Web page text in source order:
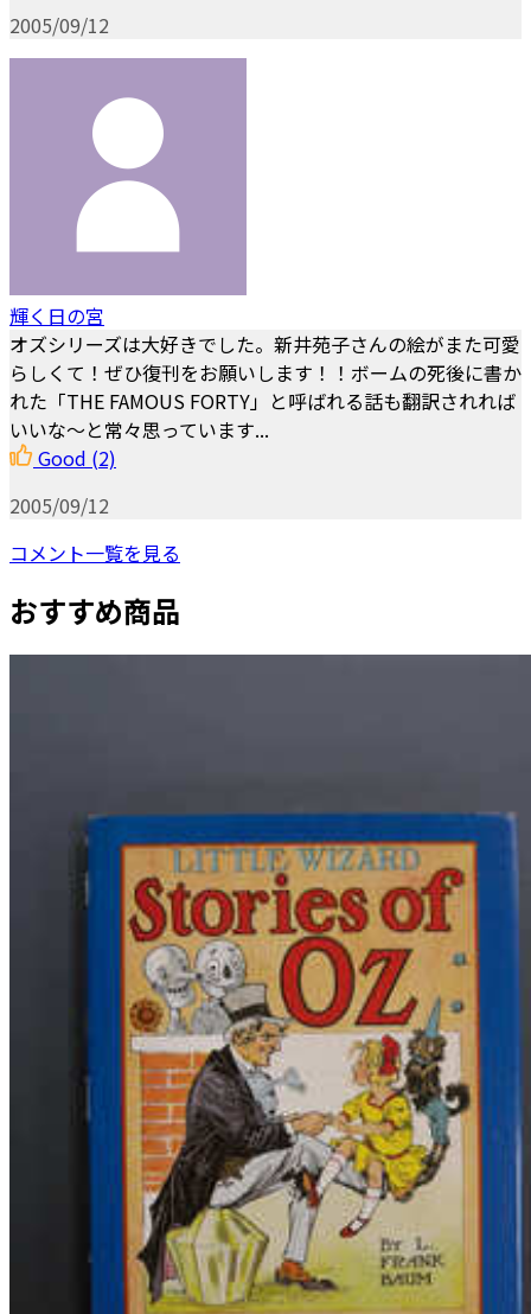
2005/09/12
輝く日の宮
オズシリーズは大好きでした。新井苑子さんの絵がまた可愛
らしくて！ぜひ復刊をお願いします！！ボームの死後に書か
れた「THE FAMOUS FORTY」と呼ばれる話も翻訳されれば
いいな～と常々思っています...
Good (2)
2005/09/12
コメント一覧を見る
おすすめ商品